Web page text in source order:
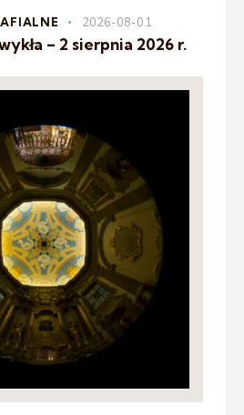
2026-08-01
– 2 sierpnia 2026 r.